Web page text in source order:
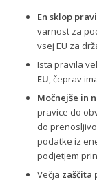
En sklop
varnost za
vsej EU za
Ista pravila
EU, čeprav
Močnejše in
pravice do
do
podatke iz
podjetjem
Večja zaščita